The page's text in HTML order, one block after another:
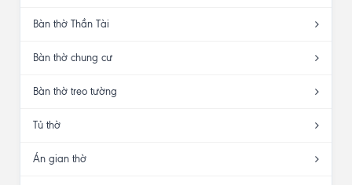
Bàn thờ Thần Tài
Bàn thờ chung cư
Bàn thờ treo tường
Tủ thờ
Án gian thờ